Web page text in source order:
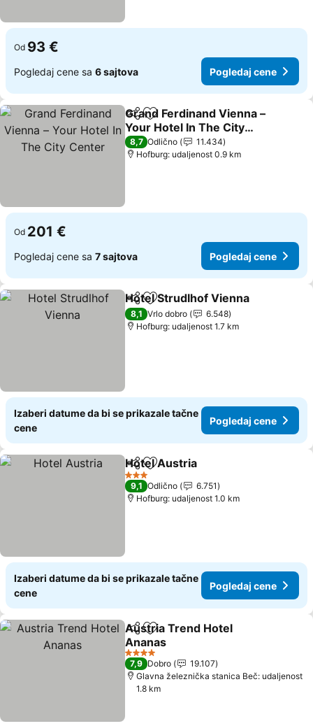
Od 93 €
Pogledaj cene sa 6 sajtova Pogledaj cene
Deli Dodati u favorite
Grand Ferdinand Vienna –
Your Hotel In The City
Center
Pogledaj cene
8,7 Odlično
11.434
Hofburg: udaljenost 0.9 km
Od 201 €
Pogledaj cene sa 7 sajtova Pogledaj cene
Deli Dodati u favorite
Hotel Strudlhof Vienna
8,1 Vrlo dobro
6.548
Hofburg: udaljenost 1.7 km
Izaberi datume da bi se prikazale tačne
cene
Pogledaj cene
Deli Dodati u favorite
Hotel Austria
3 Zvezdice
9,1 Odlično
6.751
Hofburg: udaljenost 1.0 km
Izaberi datume da bi se prikazale tačne
cene
Pogledaj cene
Deli Dodati u favorite
Austria Trend Hotel
Ananas
Pogledaj cene
4 Zvezdice
7,9 Dobro
19.107
Glavna železnička stanica Beč: udaljenost
1.8 km